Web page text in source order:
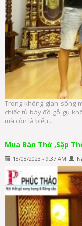
Trong không gian sống
chiếc tủ bày đồ gỗ gụ
mà còn là biểu...
Mua Bàn Thờ ,Sập
18/08/2023 - 9:37 AM